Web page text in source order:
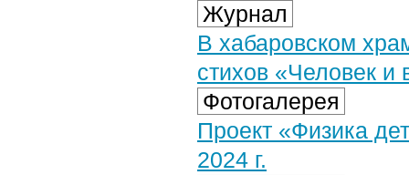
Журнал
В хабаровском
стихов «Человек и
Фотогалерея
Проект «Физика
2024 г.